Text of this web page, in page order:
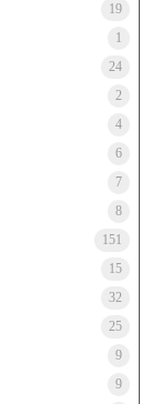
19
1
24
2
4
6
7
8
151
15
32
25
9
9